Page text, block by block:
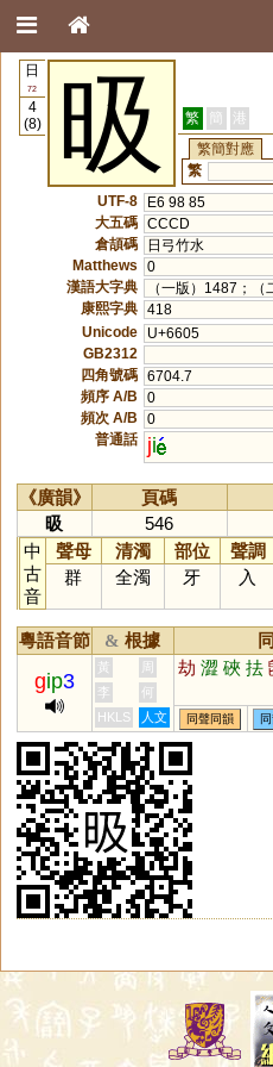
日
72
4
(8)
昅 繁 簡 港
繁簡對應
繁
UTF-8
E6 98 85
大五碼 CCCD
倉頡碼
日弓竹水
Matthews
0
漢語大字典
（一版）1487；
康熙字典 418
Unicode
U+6605
GB2312
四角號碼 6704.7
頻序 A/B
0
頻次 A/B
0
普通話
ji
《廣韻》 頁碼
昅
546
中
古
音
聲母 清濁 部位 聲調
群
全濁 牙 入
粵語音節 & 根據
gip3
黃 周 劫 澀 硤 抾
李
何
HKLS
人文 同聲同韻